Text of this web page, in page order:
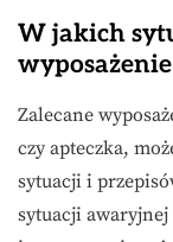
W jakich
Zalecane
czy apteczka,
sytuacji i
sytuacji